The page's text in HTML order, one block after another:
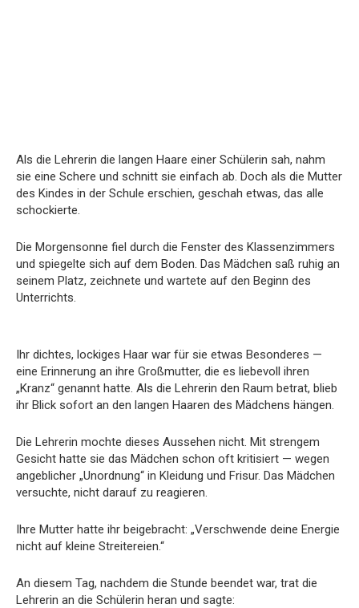
Als die Lehrerin die langen Haare einer Schülerin sah, nahm
sie eine Schere und schnitt sie einfach ab. Doch als die Mutter
des Kindes in der Schule erschien, geschah etwas, das alle
schockierte.
Die Morgensonne fiel durch die Fenster des Klassenzimmers
und spiegelte sich auf dem Boden. Das Mädchen saß ruhig an
seinem Platz, zeichnete und wartete auf den Beginn des
Unterrichts.
Ihr dichtes, lockiges Haar war für sie etwas Besonderes —
eine Erinnerung an ihre Großmutter, die es liebevoll ihren
„Kranz“ genannt hatte. Als die Lehrerin den Raum betrat, blieb
ihr Blick sofort an den langen Haaren des Mädchens hängen.
Die Lehrerin mochte dieses Aussehen nicht. Mit strengem
Gesicht hatte sie das Mädchen schon oft kritisiert — wegen
angeblicher „Unordnung“ in Kleidung und Frisur. Das Mädchen
versuchte, nicht darauf zu reagieren.
Ihre Mutter hatte ihr beigebracht: „Verschwende deine Energie
nicht auf kleine Streitereien.“
An diesem Tag, nachdem die Stunde beendet war, trat die
Lehrerin an die Schülerin heran und sagte: